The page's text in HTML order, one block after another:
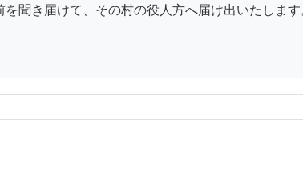
聞き届けて、その村の役人方へ届け出いたしま